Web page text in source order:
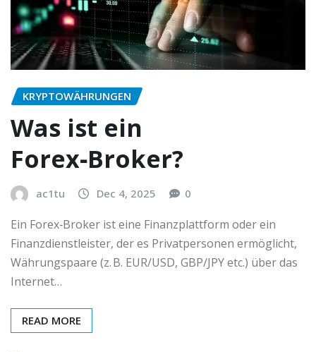
KRYPTOWÄHRUNGEN
Was ist ein
Forex‑Broker?
ac1tu Dec 4, 2025 0
Ein Forex‑Broker ist eine Finanzplattform oder ein
Finanzdienstleister, der es Privatpersonen ermöglicht,
Währungspaare (z. B. EUR/USD, GBP/JPY etc.) über das
Internet…
READ MORE